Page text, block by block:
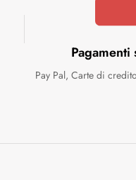
Pagamenti
Pay Pal, Carte di